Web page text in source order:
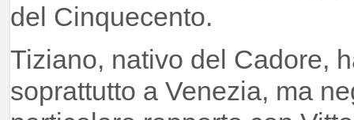
del Cinquecento.
Tiziano, nativo del Cadore,
soprattutto a Venezia, ma